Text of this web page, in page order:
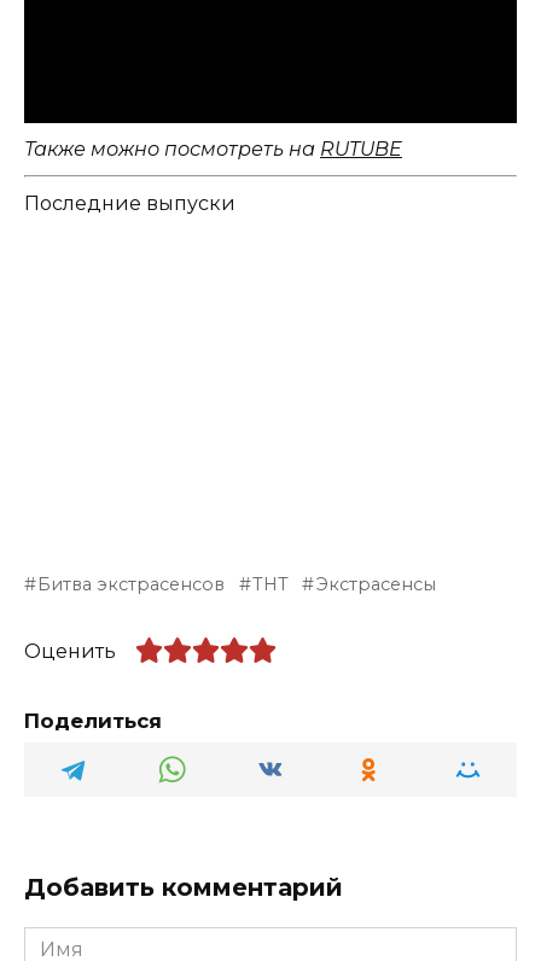
Также можно посмотреть на RUTUBE
Последние выпуски
Битва экстрасенсов ТНТ Экстрасенсы
Оценить
Поделиться
Добавить комментарий
Имя